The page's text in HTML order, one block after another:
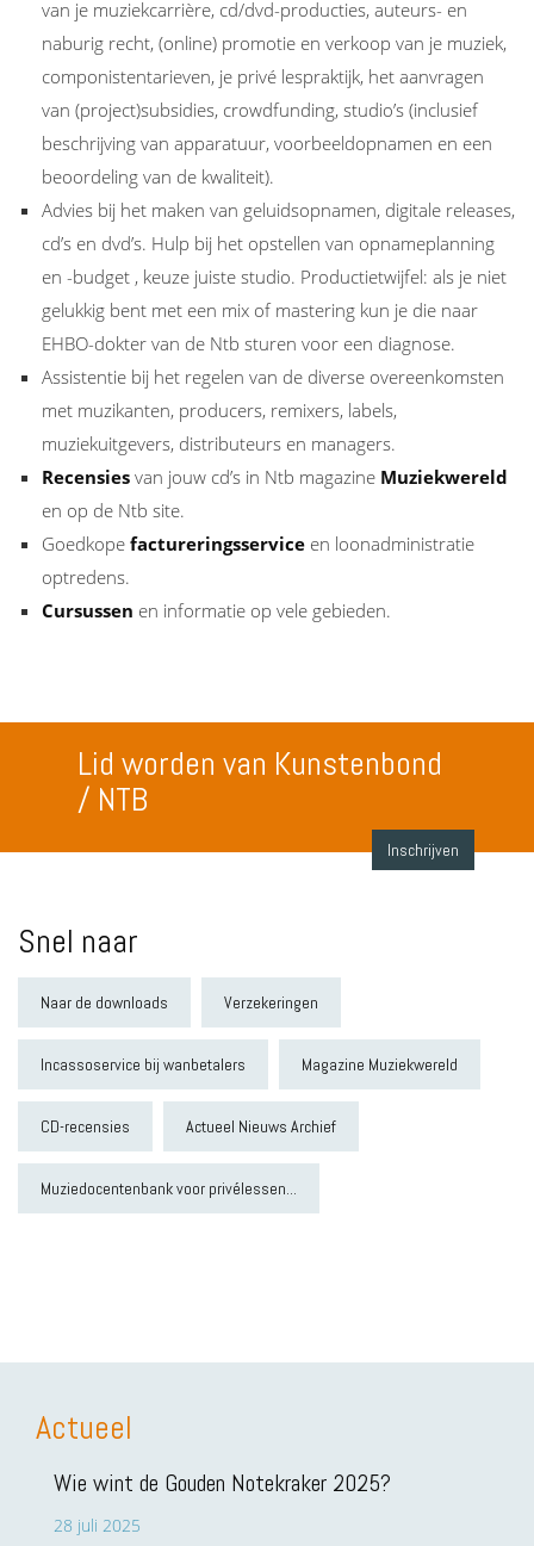
van je muziekcarrière, cd/dvd-producties, auteurs- en
naburig recht, (online) promotie en verkoop van je muziek,
componistentarieven, je privé lespraktijk, het aanvragen
van (project)subsidies, crowdfunding, studio’s (inclusief
beschrijving van apparatuur, voorbeeldopnamen en een
beoordeling van de kwaliteit).
Advies bij het maken van geluidsopnamen, digitale releases,
cd’s en dvd’s. Hulp bij het opstellen van opnameplanning
en -budget , keuze juiste studio. Productietwijfel: als je niet
gelukkig bent met een mix of mastering kun je die naar
EHBO-dokter van de Ntb sturen voor een diagnose.
Assistentie bij het regelen van de diverse overeenkomsten
met muzikanten, producers, remixers, labels,
muziekuitgevers, distributeurs en managers.
Recensies van jouw cd’s in Ntb magazine Muziekwereld
en op de Ntb site.
Goedkope factureringsservice en loonadministratie
optredens.
Cursussen en informatie op vele gebieden.
Lid worden van Kunstenbond
/ NTB
Inschrijven
Snel naar
Naar de downloads Verzekeringen
Incassoservice bij wanbetalers Magazine Muziekwereld
CD-recensies Actueel Nieuws Archief
Muziedocentenbank voor privélessen...
Actueel
Wie wint de Gouden Notekraker 2025?
28 juli 2025